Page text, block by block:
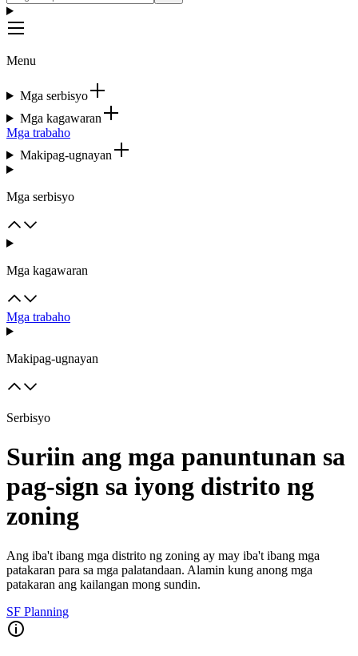
Menu
Mga serbisyo
Mga kagawaran
Mga trabaho
Makipag-ugnayan
Mga serbisyo
Mga kagawaran
Mga trabaho
Makipag-ugnayan
Serbisyo
Suriin ang mga panuntunan sa
pag-sign sa iyong distrito ng
zoning
Ang iba't ibang mga distrito ng zoning ay may iba't ibang mga
patakaran para sa mga palatandaan. Alamin kung anong mga
patakaran ang kailangan mong sundin.
SF Planning